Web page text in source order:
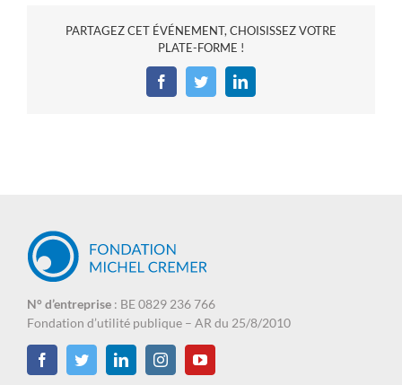
PARTAGEZ CET ÉVÉNEMENT, CHOISISSEZ VOTRE
PLATE-FORME !
N° d’entreprise : BE 0829 236 766
Fondation d’utilité publique – AR du 25/8/2010